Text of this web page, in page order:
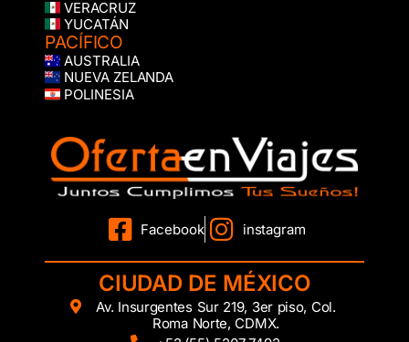
VERACRUZ
YUCATÁN
PACÍFICO
AUSTRALIA
NUEVA ZELANDA
POLINESIA
Facebook instagram
CIUDAD DE MÉXICO
Av. Insurgentes Sur 219, 3er piso, Col.
Roma Norte, CDMX.